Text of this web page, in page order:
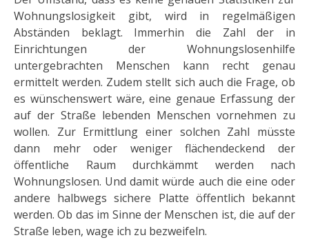
Wohnungslosigkeit gibt, wird in regelmäßigen
Abständen beklagt. Immerhin die Zahl der in
Einrichtungen der Wohnungslosenhilfe
untergebrachten Menschen kann recht genau
ermittelt werden. Zudem stellt sich auch die Frage, ob
es wünschenswert wäre, eine genaue Erfassung der
auf der Straße lebenden Menschen vorneh­men zu
wollen. Zur Ermittlung einer solchen Zahl müsste
dann mehr oder weniger flächendeckend der
öffentliche Raum durch­kämmt werden nach
Wohnungslosen. Und damit würde auch die eine oder
andere halbwegs sichere Platte öffentlich bekannt
werden. Ob das im Sinne der Menschen ist, die auf der
Straße leben, wage ich zu bezweifeln.